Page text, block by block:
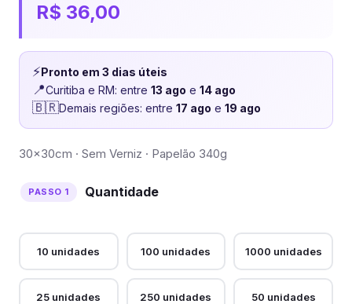
R$ 36,00
⚡Pronto em 3 dias úteis
📍Curitiba e RM: entre 13 ago e 14 ago
🇧🇷Demais regiões: entre 17 ago e 19 ago
30x30cm · Sem Verniz · Papelão 340g
Quantidade
10 unidades 100 unidades 1000 unidades
25 unidades 250 unidades 50 unidades